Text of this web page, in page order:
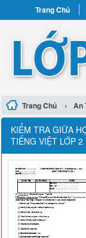
Trang Chủ
Trang Chủ › An
KIỂM TRA GIỮA
TIẾNG VIỆT LỚP 2